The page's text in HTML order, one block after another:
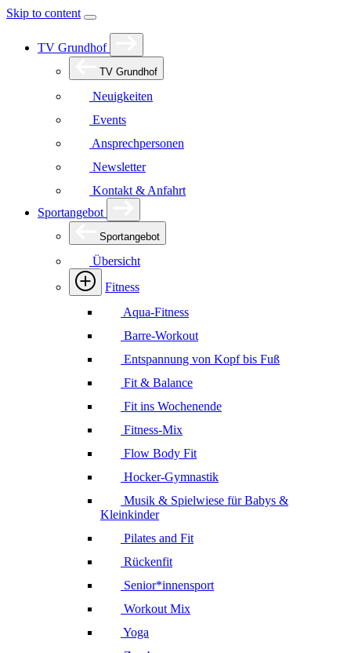
Skip to content
TV Grundhof
TV Grundhof
Neuigkeiten
Events
Ansprechpersonen
Newsletter
Kontakt & Anfahrt
Sportangebot
Sportangebot
Übersicht
Fitness
Aqua-Fitness
Barre-Workout
Entspannung von Kopf bis Fuß
Fit & Balance
Fit ins Wochenende
Fitness-Mix
Flow Body Fit
Hocker-Gymnastik
Musik & Spielwiese für Babys &
Kleinkinder
Pilates and Fit
Rückenfit
Senior*innensport
Workout Mix
Yoga